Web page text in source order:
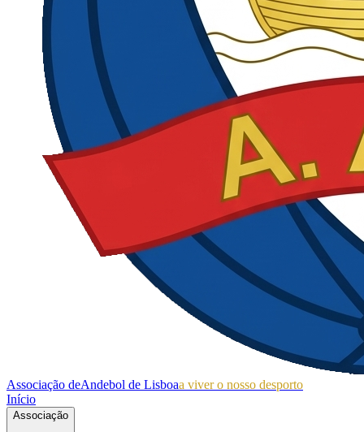
Associação deAndebol de Lisboaa viver o nosso desporto
Início
Associação